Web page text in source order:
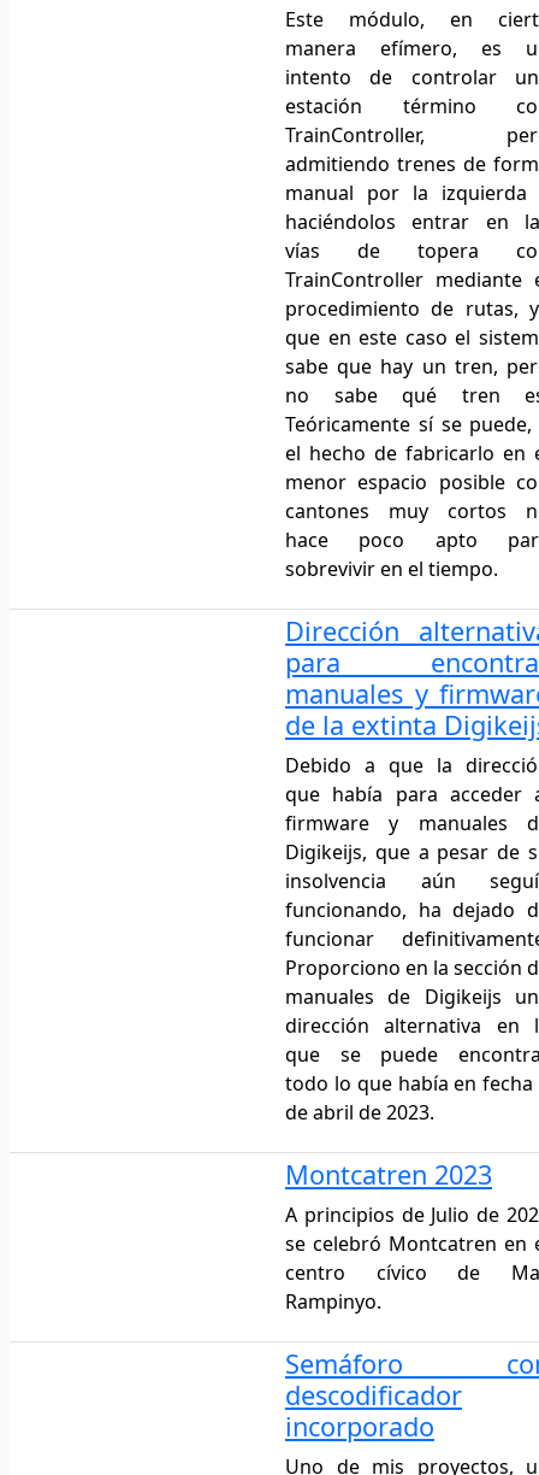
Este módulo, en
manera efímero, es
intento de controlar
estación término
TrainController,
admitiendo trenes de
manual por la izquierda
haciéndolos entrar en
vías de topera
TrainController mediante
procedimiento de rutas,
que en este caso el
sabe que hay un tren,
no sabe qué tren
Teóricamente sí se puede,
el hecho de fabricarlo en
menor espacio posible
cantones muy cortos
hace poco apto
sobrevivir en el tiempo.
Dirección
para
manuales y
de la extinta
Debido a que la
que había para acceder
firmware y manuales
Digikeijs, que a pesar de
insolvencia aún
funcionando, ha dejado
funcionar
Proporciono en la sección
manuales de Digikeijs
dirección alternativa en
que se puede
todo lo que había en fecha
de abril de 2023.
Montcatren 2023
A principios de Julio de
se celebró Montcatren en
centro cívico de
Rampinyo.
Semáforo
descodificador
incorporado
Uno de mis proyectos,